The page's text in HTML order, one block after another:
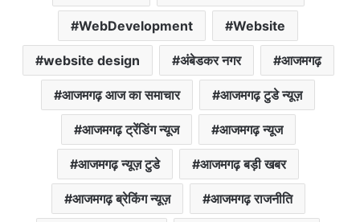
WebDevelopment Website
website design अंबेडकर नगर आजमगढ़
आजमगढ़ आज का समाचार आजमगढ़ टुडे न्यूज़
आजमगढ़ ट्रेंडिंग न्यूज आजमगढ़ न्यूज
आजमगढ़ न्यूज़ टुडे आजमगढ़ बड़ी खबर
आजमगढ़ ब्रेकिंग न्यूज़ आजमगढ़ राजनीति